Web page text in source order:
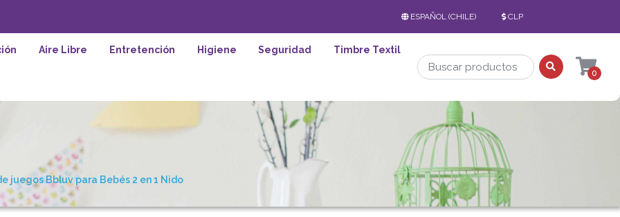
ESPAÑOL (CHILE) CLP
Aire Libre Entretención Higiene Seguridad Timbre Textil
0
juegos Bbluv para Bebés 2 en 1 Nido